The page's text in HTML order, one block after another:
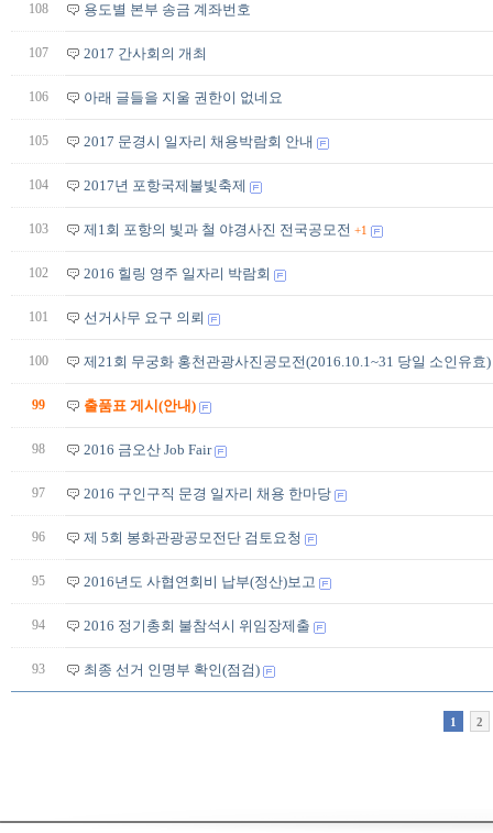
108 용도별 본부 송금 계좌번호
107 2017 간사회의 개최
106 아래 글들을 지울 권한이 없네요
105 2017 문경시 일자리 채용박람회 안내
104 2017년 포항국제불빛축제
103 제1회 포항의 빛과 철 야경사진 전국공모전 +1
102 2016 힐링 영주 일자리 박람회
101 선거사무 요구 의뢰
100 제21회 무궁화 홍천관광사진공모전(2016.10.1~31 당일 소인유효)
99 출품표 게시(안내)
98 2016 금오산 Job Fair
97 2016 구인구직 문경 일자리 채용 한마당
96 제 5회 봉화관광공모전단 검토요청
95 2016년도 사협연회비 납부(정산)보고
94 2016 정기총회 불참석시 위임장제출
93 최종 선거 인명부 확인(점검)
1 2